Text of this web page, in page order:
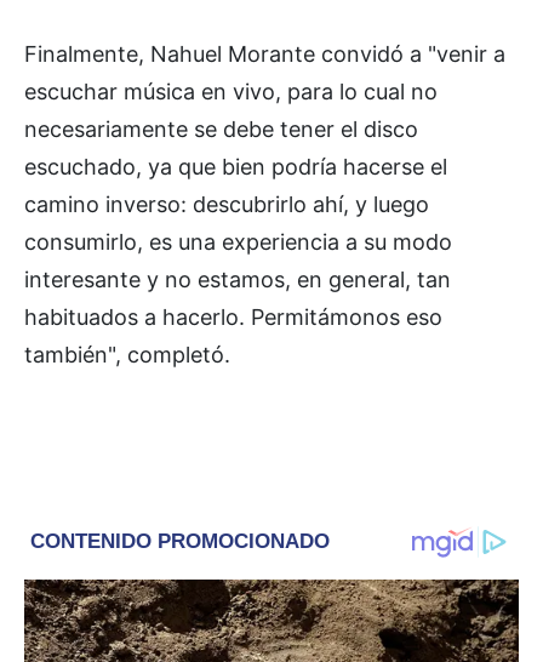
Finalmente, Nahuel Morante convidó a "venir a
escuchar música en vivo, para lo cual no
necesariamente se debe tener el disco
escuchado, ya que bien podría hacerse el
camino inverso: descubrirlo ahí, y luego
consumirlo, es una experiencia a su modo
interesante y no estamos, en general, tan
habituados a hacerlo. Permitámonos eso
también", completó.